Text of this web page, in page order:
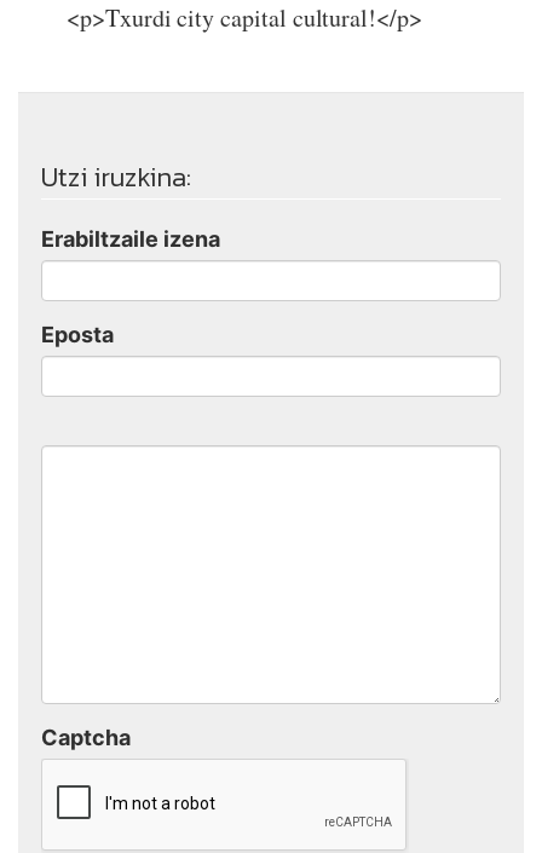
<p>Txurdi city capital cultural!</p>
Utzi iruzkina:
Erabiltzaile izena
Eposta
Captcha